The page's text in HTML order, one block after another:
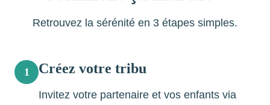
Retrouvez la sérénité en 3 étapes simples.
1 Créez votre tribu
Invitez votre partenaire et vos enfants via